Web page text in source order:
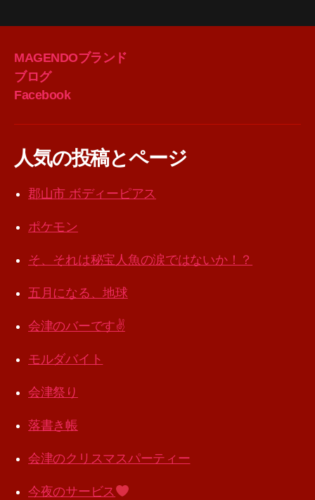
MAGENDOブランド
ブログ
Facebook
人気の投稿とページ
郡山市 ボディーピアス
ポケモン
そ、それは秘宝人魚の涙ではないか！？
五月になる、地球
会津のバーです✌️
モルダバイト
会津祭り
落書き帳
会津のクリスマスパーティー
今夜のサービス